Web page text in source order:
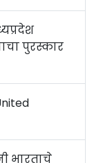
पुरस्कार
भारताचे